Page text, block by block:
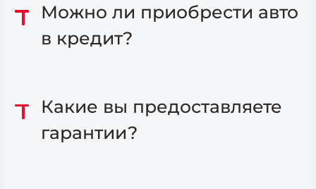
Можно ли приобрести авто
в кредит?
Какие вы предоставляете
гарантии?